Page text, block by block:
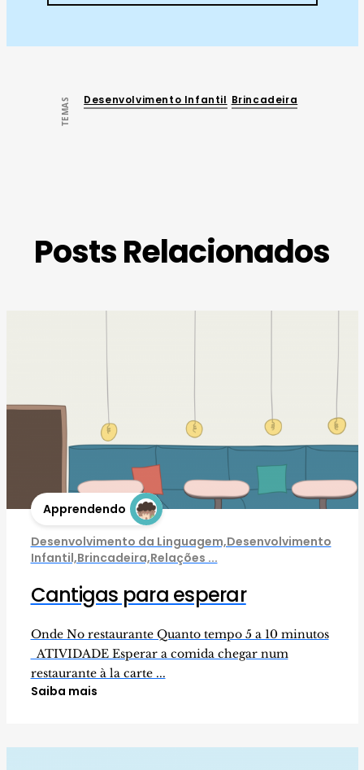
TEMAS Desenvolvimento Infantil Brincadeira
Posts Relacionados
Apprendendo
Desenvolvimento da Linguagem,Desenvolvimento
Infantil,Brincadeira,Relações ...
Cantigas para esperar
Onde No restaurante Quanto tempo 5 a 10 minutos
ATIVIDADE Esperar a comida chegar num
restaurante à la carte ...
Saiba mais